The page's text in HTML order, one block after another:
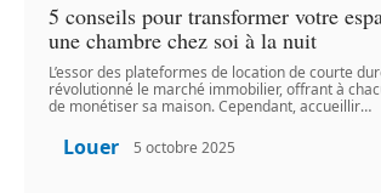
5 conseils pour transformer votre
une chambre chez soi à la nuit
L’essor des plateformes de location de courte
révolutionné le marché immobilier, offrant à
de monétiser sa maison. Cependant, accueillir…
Louer 5 octobre 2025